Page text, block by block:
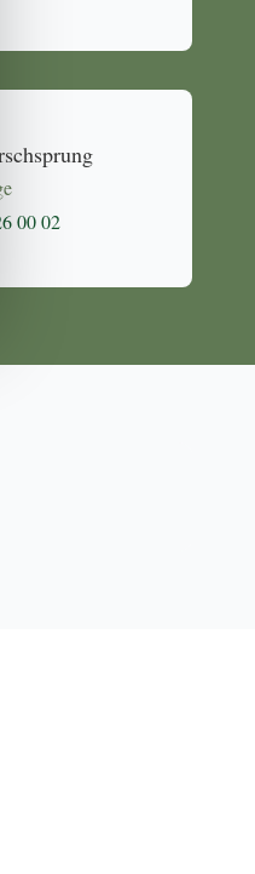
00 02